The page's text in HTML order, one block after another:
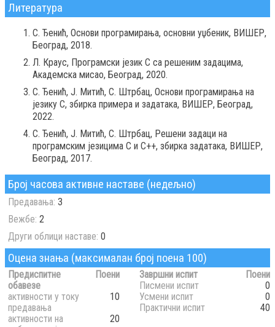
Литература
С. Ђенић, Основи програмирања, основни уџбеник, ВИШЕР,
Београд, 2018.
Л. Краус, Програмски језик C са решеним задацима,
Академска мисао, Београд, 2020.
С. Ђенић, Ј. Митић, С. Штрбац, Основи програмирања на
језику C, збирка примера и задатака, ВИШЕР, Београд,
2022.
С. Ђенић, Ј. Митић, С. Штрбац, Решени задаци на
програмским језицима C и C++, збирка задатака, ВИШЕР,
Београд, 2017.
Број часова активне наставе (недељно)
Предавања: 3
Вежбе: 2
Други облици наставе: 0
Оцена знања (максималан број поена 100)
Предиспитне
обавезе
Поени
активности у току
предавања
10
активности на
20
Завршни испит
Поени
Писмени испит
0
Усмени испит
0
Практични испит
40